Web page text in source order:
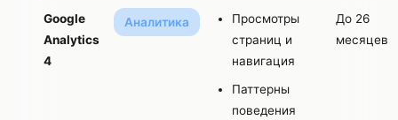
Google
Analytics
4
Аналитика
Просмотры
страниц и
навигация
Паттерны
поведения
До 26
месяцев